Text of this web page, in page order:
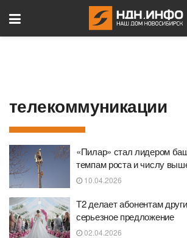
телекоммуникации
«Пилар» стал лидером
темпам роста и числу
10.04.2026
Т2 делает абонентам
серьезное предложение
02.04.2026